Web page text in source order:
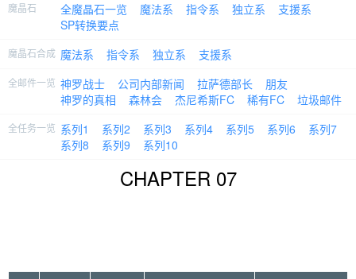
魔晶石 全魔晶石一览 魔法系 指令系 独立系
支援系
SP转换要点
魔晶石合成 魔法系 指令系 独立系 支援系
全邮件一览 神罗战士 公司内部新闻 拉萨德部长
朋友
神罗的真相
森林会 杰尼希斯FC 稀有FC 垃圾邮件
全任务一览 系列1 系列2 系列3 系列4 系列5 系列6
系列7
系列8
系列9 系列10
CHAPTER 07